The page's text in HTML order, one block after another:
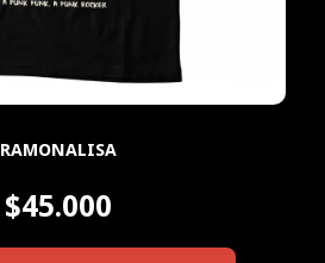
RAMONALISA
$45.000